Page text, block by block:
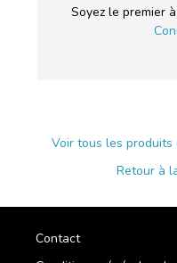
Soyez le premier
Voir tous les
Retour à
Contact